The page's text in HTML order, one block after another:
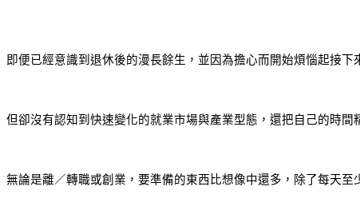
即便已經意識到退休後的漫長餘生，並因為擔心而開始煩惱起接下
但卻沒有認知到快速變化的就業市場與產業型態，還把自己的時間
無論是離／轉職或創業，要準備的東西比想像中還多，除了每天